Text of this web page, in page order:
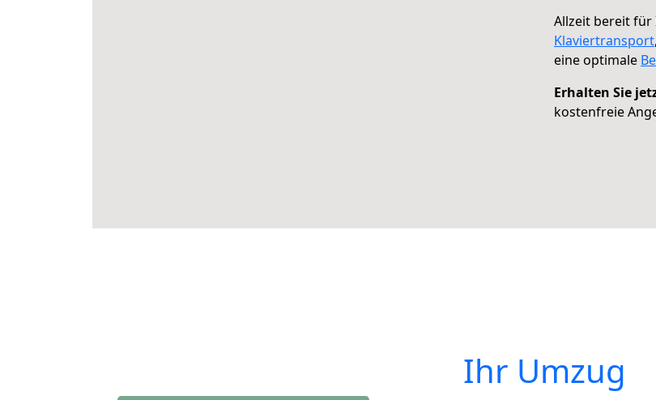
Allzeit bereit für
Klaviertransport,
eine optimale
Erhalten Sie
kostenfreie
Ihr Umzug